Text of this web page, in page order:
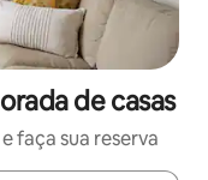
de casas
faça sua reserva